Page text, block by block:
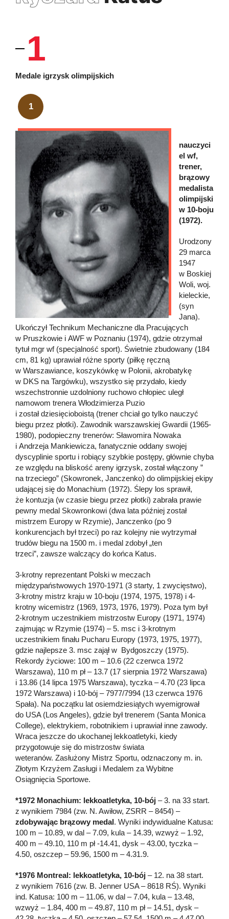
1
Medale igrzysk olimpijskich
1
nauczyci
el wf,
trener,
brązowy
medalista
olimpijski
w 10-boju
(1972).
Urodzony
29 marca
1947
w Boskiej
Woli, woj.
kieleckie,
(syn
Jana).
Ukończył Technikum Mechaniczne dla Pracujących
w Pruszkowie i AWF w Poznaniu (1974), gdzie otrzymał
tytuł mgr wf (specjalność sport). Świetnie zbudowany (184
cm, 81 kg) uprawiał różne sporty (piłkę ręczną
w Warszawiance, koszykówkę w Polonii, akrobatykę
w DKS na Targówku), wszystko się przydało, kiedy
wszechstronnie uzdolniony ruchowo chłopiec uległ
namowom trenera Włodzimierza Puzio
i został dziesięcioboistą (trener chciał go tylko nauczyć
biegu przez płotki). Zawodnik warszawskiej Gwardii (1965-
1980), podopieczny trenerów: Sławomira Nowaka
i Andrzeja Mankiewicza, fanatycznie oddany swojej
dyscyplinie sportu i robiący szybkie postępy, głównie chyba
ze względu na bliskość areny igrzysk, został włączony ”
na trzeciego” (Skowronek, Janczenko) do olimpijskiej ekipy
udającej się do Monachium (1972). Ślepy los sprawił,
że kontuzja (w czasie biegu przez płotki) zabrała prawie
pewny medal Skowronkowi (dwa lata później został
mistrzem Europy w Rzymie), Janczenko (po 9
konkurencjach był trzeci) po raz kolejny nie wytrzymał
trudów biegu na 1500 m. i medal zdobył „ten
trzeci”, zawsze walczący do końca Katus.
3-krotny reprezentant Polski w meczach
międzypaństwowych 1970-1971 (3 starty, 1 zwycięstwo),
3-krotny mistrz kraju w 10-boju (1974, 1975, 1978) i 4-
krotny wicemistrz (1969, 1973, 1976, 1979). Poza tym był
2-krotnym uczestnikiem mistrzostw Europy (1971, 1974)
zajmując w Rzymie (1974) – 5. msc i 3-krotnym
uczestnikiem finału Pucharu Europy (1973, 1975, 1977),
gdzie najlepsze 3. msc zajął w Bydgoszczy (1975).
Rekordy życiowe: 100 m – 10.6 (22 czerwca 1972
Warszawa), 110 m pł – 13.7 (17 sierpnia 1972 Warszawa)
i 13.86 (14 lipca 1975 Warszawa), tyczka – 4.70 (23 lipca
1972 Warszawa) i 10-bój – 7977/7994 (13 czerwca 1976
Spała). Na początku lat osiemdziesiątych wyemigrował
do USA (Los Angeles), gdzie był trenerem (Santa Monica
College), elektrykiem, robotnikiem i uprawiał inne zawody.
Wraca jeszcze do ukochanej lekkoatletyki, kiedy
przygotowuje się do mistrzostw świata
weteranów. Zasłużony Mistrz Sportu, odznaczony m. in.
Złotym Krzyżem Zasługi i Medalem za Wybitne
Osiągnięcia Sportowe.
*1972 Monachium: lekkoatletyka, 10-bój – 3. na 33 start.
z wynikiem 7984 (zw. N. Awiłow, ZSRR – 8454) –
zdobywając brązowy medal. Wyniki indywidualne Katusa:
100 m – 10.89, w dal – 7.09, kula – 14.39, wzwyż – 1.92,
400 m – 49.10, 110 m pł -14.41, dysk – 43.00, tyczka –
4.50, oszczep – 59.96, 1500 m – 4.31.9.
*1976 Montreal: lekkoatletyka, 10-bój – 12. na 38 start.
z wynikiem 7616 (zw. B. Jenner USA – 8618 RŚ). Wyniki
ind. Katusa: 100 m – 11.06, w dal – 7.04, kula – 13.48,
wzwyż – 1.84, 400 m – 49.87, 110 m pł – 14.51, dysk –